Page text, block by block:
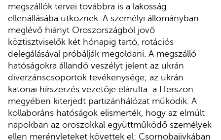
megszállók tervei továbbra is a lakosság
ellenállásába ütköznek. A személyi állományban
meglévő hiányt Oroszországból jövő
köztisztviselők két hónapig tartó, rotációs
delegálásával próbálják megoldani. A megszálló
hatóságokra állandó veszélyt jelent az ukrán
diverzánscsoportok tevékenysége; az ukrán
katonai hírszerzés vezetője elárulta: a Herszon
megyében kiterjedt partizánhálózat működik. A
kollaboráns hatóságok elismerték, hogy az elmúlt
napokban az oroszokkal együttműködő személyek
ellen merényleteket követtek el: Csornobajivkában